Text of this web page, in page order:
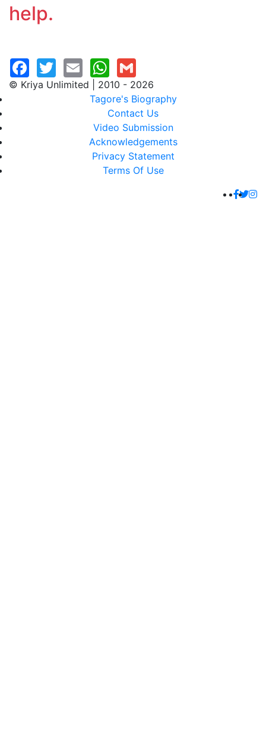
help.
© Kriya Unlimited | 2010 - 2026
Tagore's Biography
Contact Us
Video Submission
Acknowledgements
Privacy Statement
Terms Of Use